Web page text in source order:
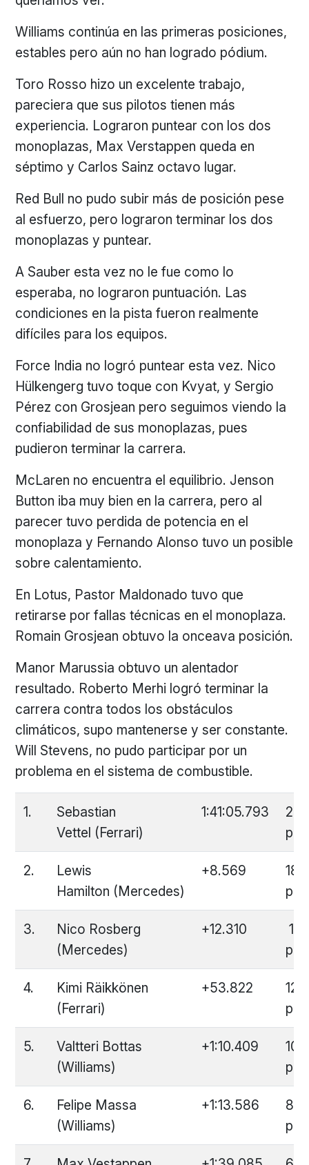
Williams continúa en las primeras posiciones,
estables pero aún no han logrado pódium.
Toro Rosso hizo un excelente trabajo,
pareciera que sus pilotos tienen más
experiencia. Lograron puntear con los dos
monoplazas, Max Verstappen queda en
séptimo y Carlos Sainz octavo lugar.
Red Bull no pudo subir más de posición pese
al esfuerzo, pero lograron terminar los dos
monoplazas y puntear.
A Sauber esta vez no le fue como lo
esperaba, no lograron puntuación. Las
condiciones en la pista fueron realmente
difíciles para los equipos.
Force India no logró puntear esta vez. Nico
Hülkengerg tuvo toque con Kvyat, y Sergio
Pérez con Grosjean pero seguimos viendo la
confiabilidad de sus monoplazas, pues
pudieron terminar la carrera.
McLaren no encuentra el equilibrio. Jenson
Button iba muy bien en la carrera, pero al
parecer tuvo perdida de potencia en el
monoplaza y Fernando Alonso tuvo un posible
sobre calentamiento.
En Lotus, Pastor Maldonado tuvo que
retirarse por fallas técnicas en el monoplaza.
Romain Grosjean obtuvo la onceava posición.
Manor Marussia obtuvo un alentador
resultado. Roberto Merhi logró terminar la
carrera contra todos los obstáculos
climáticos, supo mantenerse y ser constante.
Will Stevens, no pudo participar por un
problema en el sistema de combustible.
1.
Sebastian
Vettel (Ferrari)
1:41:05.793
25
2.
Lewis
Hamilton (Mercedes)
+8.569
18
3.
Nico Rosberg
(Mercedes)
+12.310
15
4.
Kimi Räikkönen
(Ferrari)
+53.822
12
5.
Valtteri Bottas
(Williams)
+1:10.409
10
6.
Felipe Massa
(Williams)
+1:13.586
8